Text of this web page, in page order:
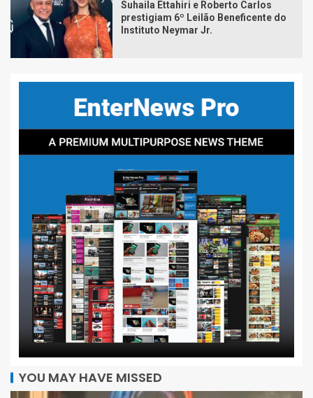
Suhaila Ettahiri e Roberto Carlos
prestigiam 6º Leilão Beneficente do
Instituto Neymar Jr.
YOU MAY HAVE MISSED